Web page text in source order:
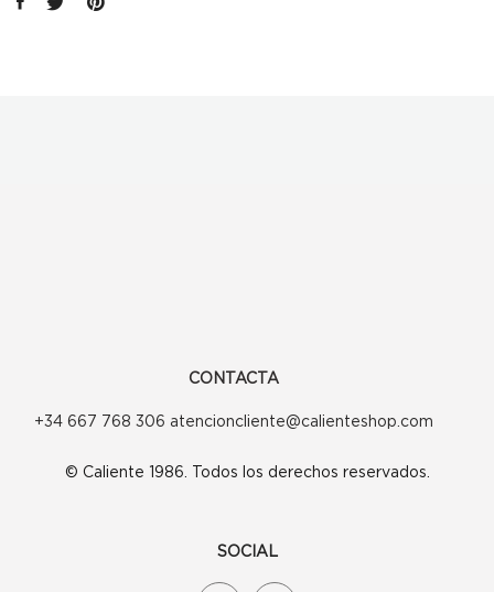
CONTACTA
+34 667 768 306 atencioncliente@calienteshop.com
© Caliente 1986. Todos los derechos reservados.
SOCIAL